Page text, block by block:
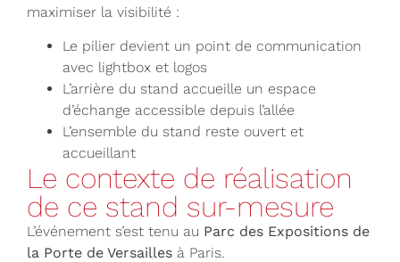
maximiser la visibilité :
Le pilier devient un point de communication
avec lightbox et logos
L’arrière du stand accueille un espace
d’échange accessible depuis l’allée
L’ensemble du stand reste ouvert et
accueillant
Le contexte de réalisation
de ce stand sur-mesure
L’événement s’est tenu au Parc des Expositions de
la Porte de Versailles à Paris.